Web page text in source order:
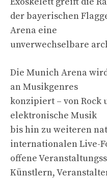
der bayerischen
Arena eine
unverwechselbare
Die Munich Arena
an Musikgenres
konzipiert – von Rock
elektronische Musik
bis hin zu weiteren
internationalen Live-
offene
Künstlern,